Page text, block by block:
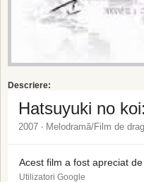
Descriere:
Hatsuyuki no
2007 ‧ Melodramă/Film de
Acest film a fost apreciat
Utilizatori Google